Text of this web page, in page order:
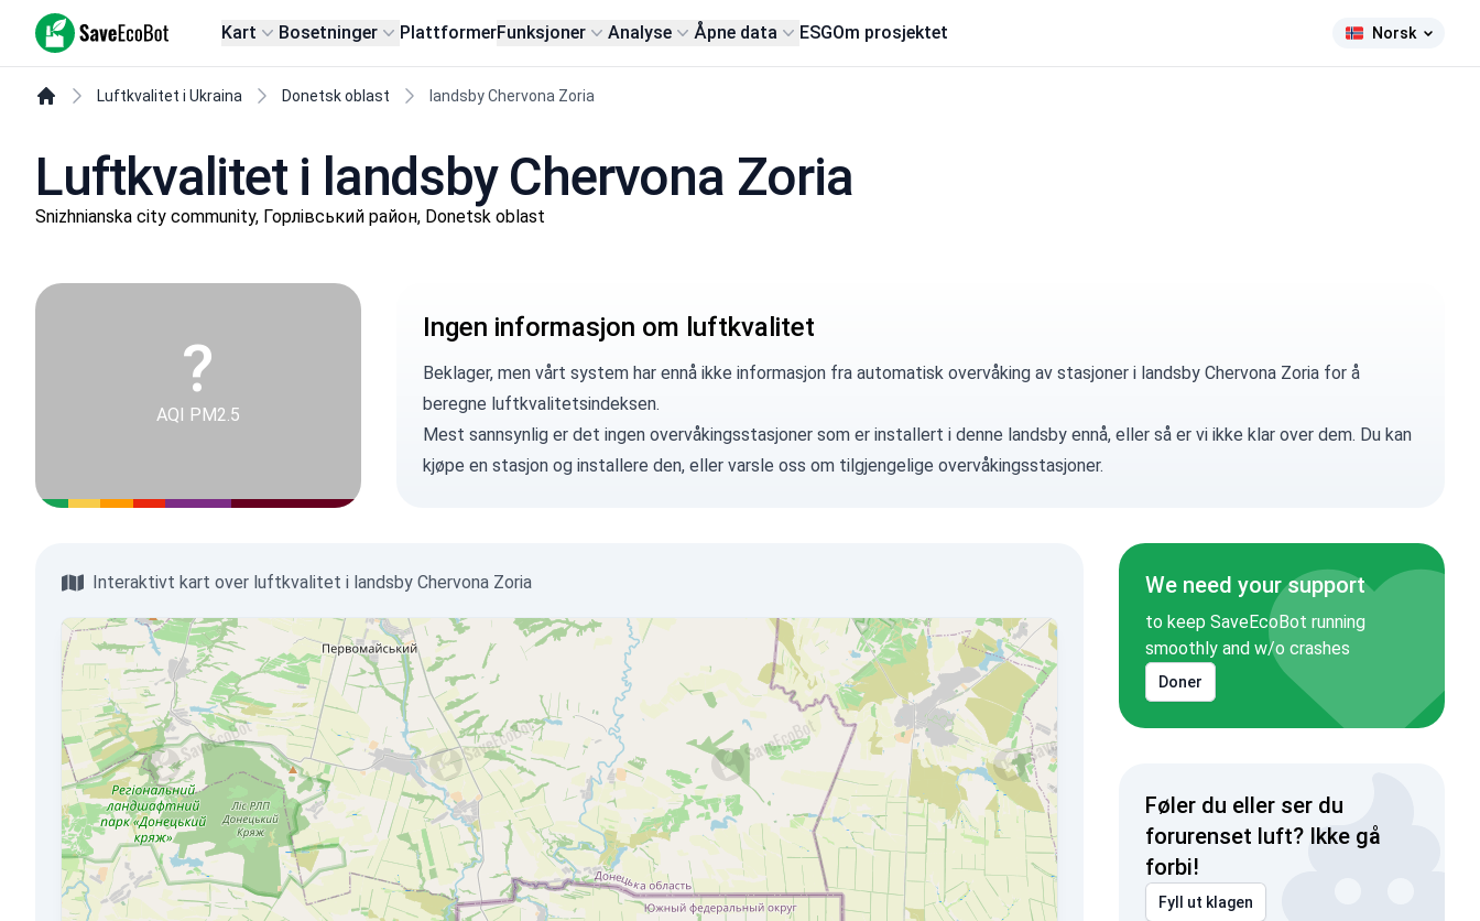
SaveEcoBot Kart Bosetninger PlattformerFunksjoner Analyse Åpne data ESGOm prosjektet Norsk
Luftkvalitet i Ukraina Donetsk oblast landsby Chervona Zoria
Luftkvalitet i landsby Chervona Zoria
Snizhnianska city community, Горлівський район, Donetsk oblast
?
AQI PM2.5
Ingen informasjon om luftkvalitet
Beklager, men vårt system har ennå ikke informasjon fra automatisk overvåking av stasjoner i landsby Chervona Zoria for å
beregne luftkvalitetsindeksen.
Mest sannsynlig er det ingen overvåkingsstasjoner som er installert i denne landsby ennå, eller så er vi ikke klar over dem. Du kan
kjøpe en stasjonog installere den, eller varsle oss om tilgjengelige overvåkingsstasjoner.
Interaktivt kart over luftkvalitet i landsby Chervona Zoria We need your support
to keep SaveEcoBot running
smoothly and w/o crashes
Doner
Føler du eller ser du
forurenset luft? Ikke gå
forbi!
Fyll ut klagen